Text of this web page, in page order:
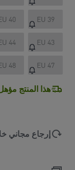
EU 39
40
EU 43
44
EU 47
48
هذا المنتج
إرجاع مجاني خلال 30